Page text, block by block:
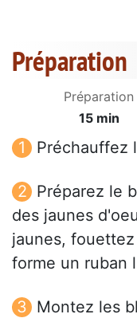
Préparation
Préparation
15 min
Préchauffez
Préparez le
des jaunes
jaunes,
forme un ruban
Montez les